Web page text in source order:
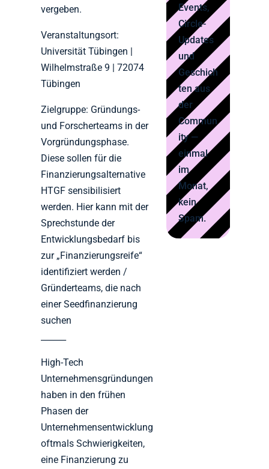
vergeben.
Veranstaltungsort:
Universität Tübingen |
Wilhelmstraße 9 | 72074
Tübingen
Zielgruppe: Gründungs-
und Forscherteams in der
Vorgründungsphase.
Diese sollen für die
Finanzierungsalternative
HTGF sensibilisiert
werden. Hier kann mit der
Sprechstunde der
Entwicklungsbedarf bis
zur „Finanzierungsreife“
identifiziert werden /
Gründerteams, die nach
einer Seedfinanzierung
suchen
High-Tech
Unternehmensgründungen
haben in den frühen
Phasen der
Unternehmensentwicklung
oftmals Schwierigkeiten,
eine Finanzierung zu
Events,
Circle-
Updates
und
Geschich
ten aus
der
Commun
ity —
einmal
im
Monat,
kein
Spam.